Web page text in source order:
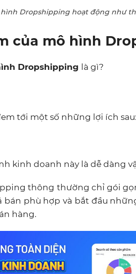
hình Dropshipping hoạt động như
của mô hình
Dropshipping là gì?
tới một số những lợi ích sau:
kinh doanh này là dễ dàng
thông thường chỉ gói
phù hợp và bắt đầu
hàng.